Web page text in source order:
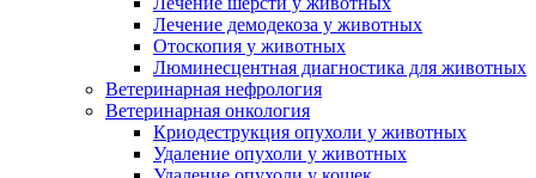
Лечение демодекоза у животных
Отоскопия у животных
Люминесцентная диагностика для животных
Ветеринарная нефрология
Ветеринарная онкология
Криодеструкция опухоли у животных
Удаление опухоли у животных